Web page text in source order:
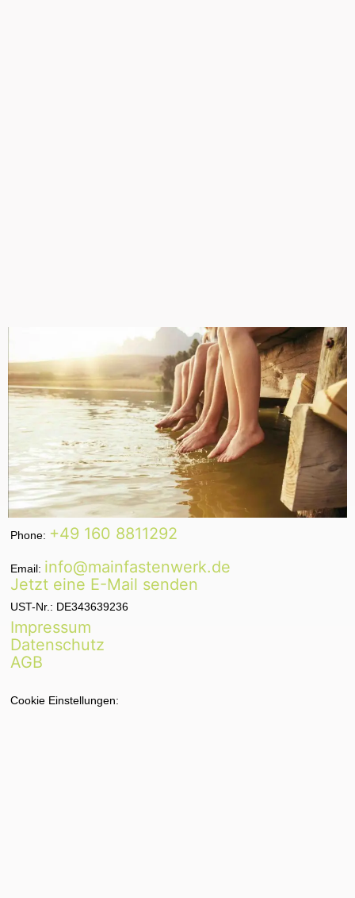
Phone: +49 160 8811292
Email: info@mainfastenwerk.de
Jetzt eine E-Mail senden
UST-Nr.: DE343639236
Impressum
Datenschutz
AGB
Cookie Einstellungen: